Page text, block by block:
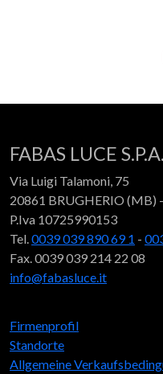
FABAS LUCE S.P.A.
Via Luigi Talamoni, 75
20861 BRUGHERIO (MB)
P.Iva 10725990153
Tel.0039 039 890 69 1 -
Fax. 0039 039 214 22 08
info@fabasluce.it
Firmenprofil
Standorte
Allgemeine